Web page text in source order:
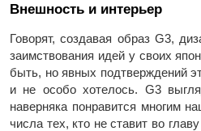
Внешность и интерьер
Говорят, создавая образ G3,
заимствования идей у своих
быть, но явных подтверждений
и не особо хотелось. G3
наверняка понравится многим
числа тех, кто не ставит во